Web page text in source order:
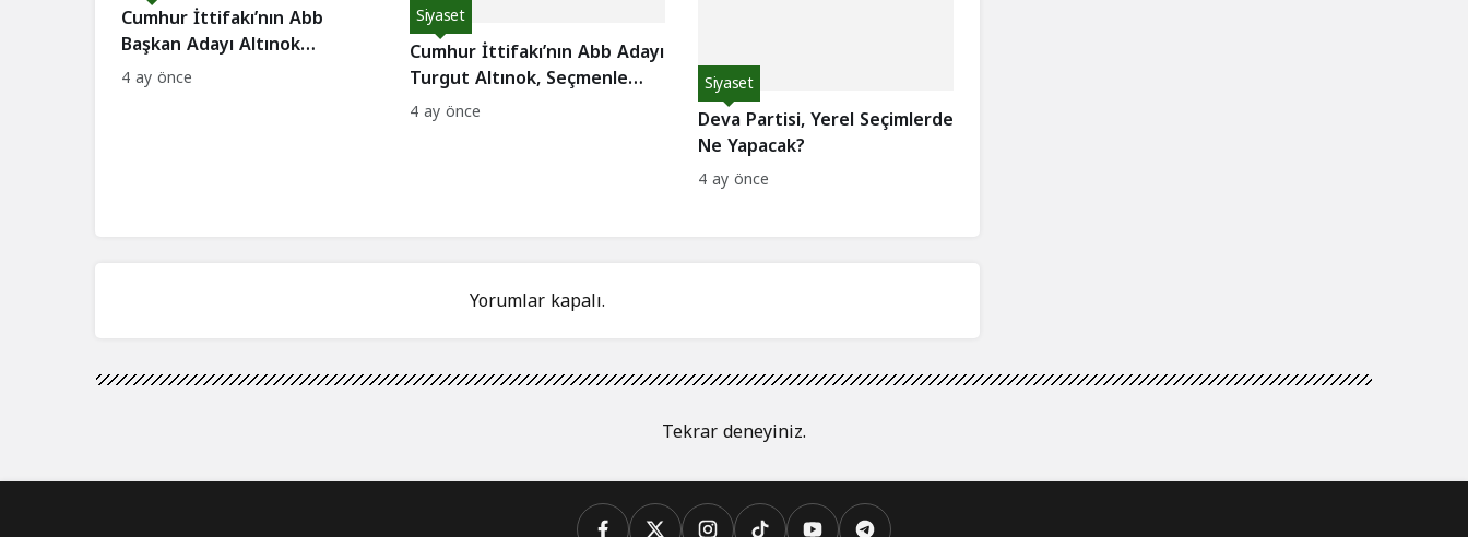
Cumhur İttifakı’nın Abb
Başkan Adayı Altınok
Açıklama Yaptı
4 ay önce
Cumhur İttifakı’nın Abb Adayı
Turgut Altınok, Seçmenle
Buluştu
Siyaset
4 ay önce Deva Partisi, Yerel Seçimlerde
Ne Yapacak?
Siyaset
4 ay önce
Yorumlar kapalı.
Tekrar deneyiniz.